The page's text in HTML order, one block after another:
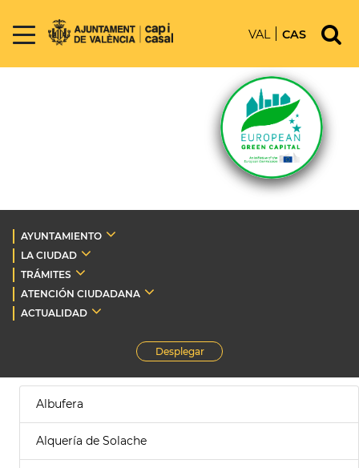
VAL CAS
AYUNTAMIENTO
LA CIUDAD
TRÁMITES
ATENCIÓN CIUDADANA
ACTUALIDAD
Desplegar
Albufera
Alquería de Solache